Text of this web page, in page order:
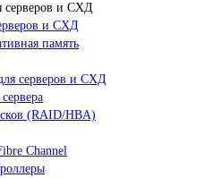
и СХД
память
серверов и СХД
(RAID/HBA)
Channel